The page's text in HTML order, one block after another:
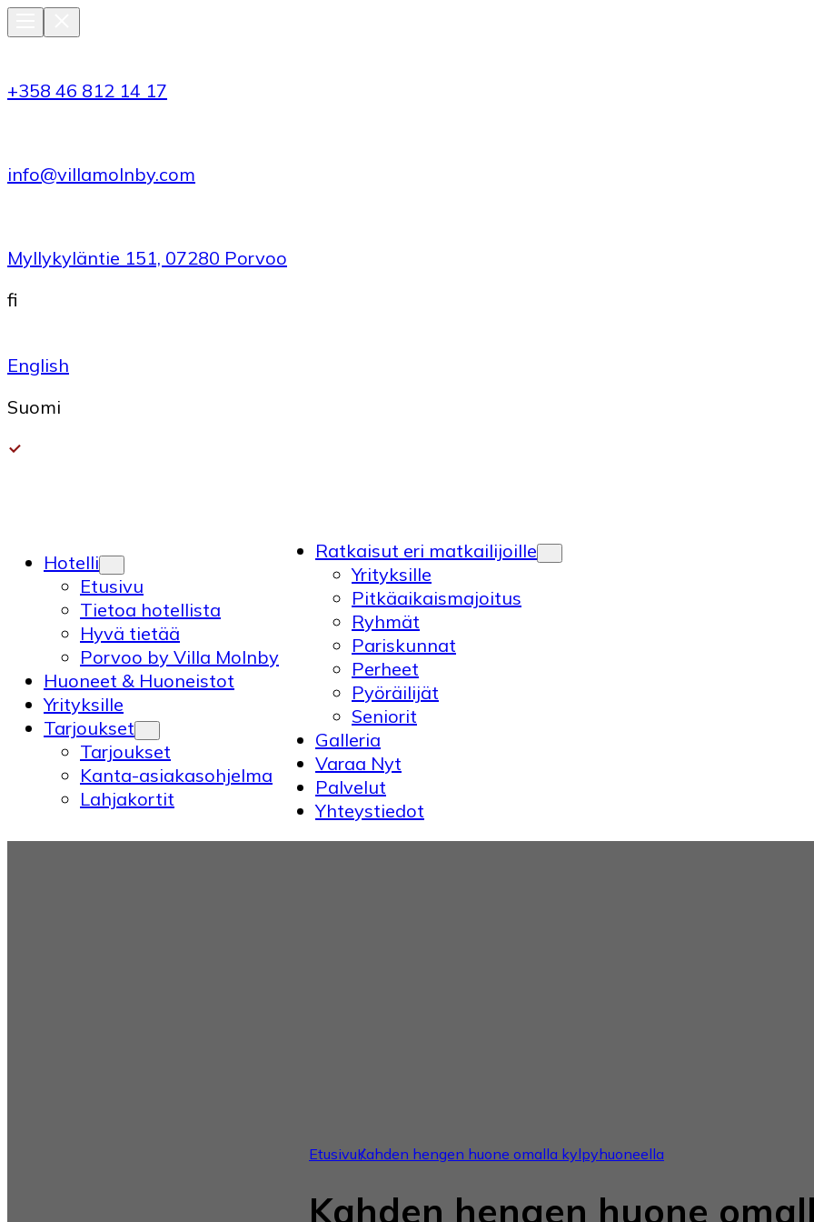
+358 46 812 14 17
info@villamolnby.com
Myllykyläntie 151, 07280 Porvoo
fi
English
Suomi
Hotelli
Etusivu
Tietoa hotellista
Hyvä tietää
Porvoo by Villa Molnby
Huoneet & Huoneistot
Yrityksille
Tarjoukset
Tarjoukset
Kanta-asiakasohjelma
Lahjakortit
Ratkaisut eri matkailijoille
Yrityksille
Pitkäaikaismajoitus
Ryhmät
Pariskunnat
Perheet
Pyöräilijät
Seniorit
Galleria
Varaa Nyt
Palvelut
Yhteystiedot
EtusivuKahden hengen huone omalla kylpyhuoneella
Kahden hengen huone